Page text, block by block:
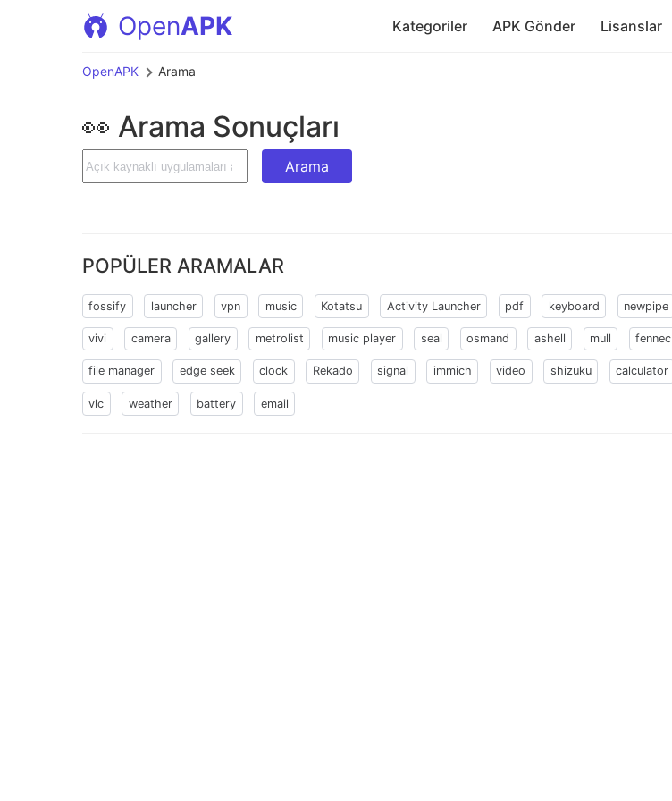
OpenAPK Kategoriler APK Gönder Lisanslar
OpenAPK Arama
👀 Arama Sonuçları
Arama
POPÜLER ARAMALAR
fossify launcher vpn music Kotatsu Activity Launcher pdf keyboard newpipe
vivi camera gallery metrolist music player seal osmand ashell mull fennec
file manager edge seek clock Rekado signal immich video shizuku calculator
vlc weather battery email